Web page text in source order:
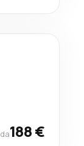
da188 €